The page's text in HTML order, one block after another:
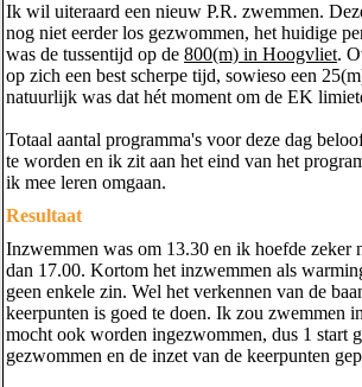
Ik wil uiteraard een nieuw P.R. zwemmen.
nog niet eerder los gezwommen, het huidige
was de tussentijd op de 800(m) in Hoogvliet.
op zich een best scherpe tijd, sowieso een
natuurlijk was dat hét moment om de EK
Totaal aantal programma's voor deze dag
te worden en ik zit aan het eind van het
ik mee leren omgaan.
Resultaat
Inzwemmen was om 13.30 en ik hoefde zeker
dan 17.00. Kortom het inzwemmen als
geen enkele zin. Wel het verkennen van de
keerpunten is goed te doen. Ik zou zwemmen
mocht ook worden ingezwommen, dus 1 start
gezwommen en de inzet van de keerpunten